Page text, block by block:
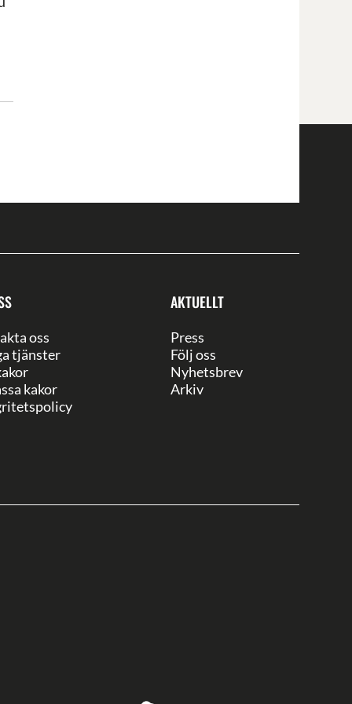
oss
tjänster
kakor
AKTUELLT
Press
Följ oss
Nyhetsbrev
Arkiv